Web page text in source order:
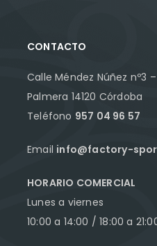
CONTACTO
Calle Méndez Núñez nº3
Palmera 14120 Córdoba
Teléfono 957 04 96 57
Email info@factory-
HORARIO COMERCIAL
Lunes a viernes
10:00 a 14:00 / 18:00 a